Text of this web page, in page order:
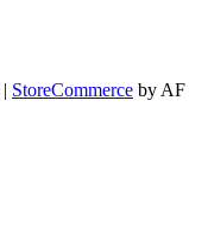
StoreCommerce by AF